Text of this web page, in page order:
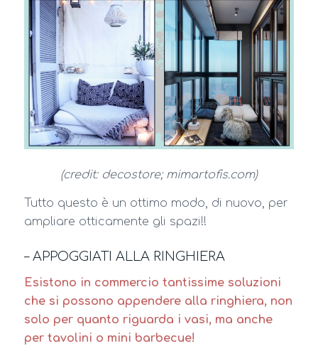
(credit: decostore; mimartofis.com)
Tutto questo è un ottimo modo, di nuovo, per
ampliare otticamente gli spazi!!
– APPOGGIATI ALLA RINGHIERA
Esistono in commercio tantissime soluzioni
che si possono appendere alla ringhiera, non
solo per quanto riguarda i vasi, ma anche
per tavolini o mini barbecue!